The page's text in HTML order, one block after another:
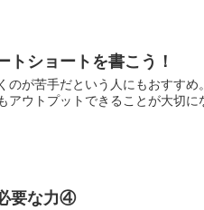
トショートを書こう！
のが苦手だという人にもおすすめ
アウトプットできることが大切
要な力④